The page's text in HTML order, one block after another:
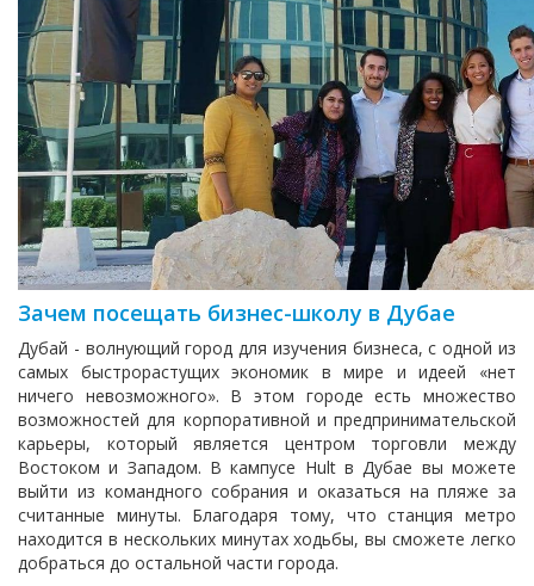
Зачем посещать бизнес-школу в Дубае
Дубай - волнующий город для изучения бизнеса, с одной из
самых быстрорастущих экономик в мире и идеей «нет
ничего невозможного». В этом городе есть множество
возможностей для корпоративной и предпринимательской
карьеры, который является центром торговли между
Востоком и Западом. В кампусе Hult в Дубае вы можете
выйти из командного собрания и оказаться на пляже за
считанные минуты. Благодаря тому, что станция метро
находится в нескольких минутах ходьбы, вы сможете легко
добраться до остальной части города.